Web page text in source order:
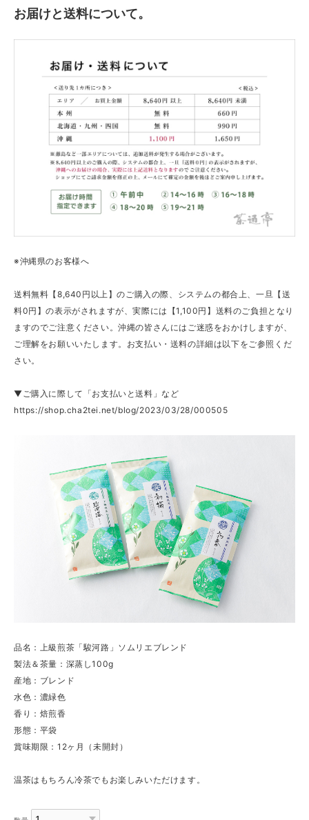
お届けと送料について。
※沖縄県のお客様へ
送料無料【8,640円以上】のご購入の際、システムの都合上、一旦【送
料0円】の表示がされますが、実際には【1,100円】送料のご負担となり
ますのでご注意ください。沖縄の皆さんにはご迷惑をおかけしますが、
ご理解をお願いいたします。お支払い・送料の詳細は以下をご参照くだ
さい。
▼ご購入に際して「お支払いと送料」など
https://shop.cha2tei.net/blog/2023/03/28/000505
品名：上級煎茶「駿河路」ソムリエブレンド
製法＆茶量：深蒸し100g
産地：ブレンド
水色：濃緑色
香り：焙煎香
形態：平袋
賞味期限：12ヶ月（未開封）
温茶はもちろん冷茶でもお楽しみいただけます。